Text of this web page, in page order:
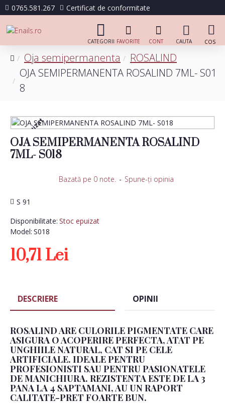
0765.581.267 Certificat de conformitate
Oja semipermanenta
ROSALIND
OJA SEMIPERMANENTA ROSALIND 7ML- S01
8
Stoc epuizat
OJA SEMIPERMANENTA ROSALIND
7ML- S018
Disponibilitate: Stoc epuizat
Model: S018
S 91
Bazată pe 0 note. - Spune-ţi opinia
10,71 Lei
DESCRIERE OPINII
ROSALIND ARE CULORILE PIGMENTATE CARE
ASIGURA O ACOPERIRE PERFECTA, ATAT PE
UNGHIILE NATURAL, CAT SI PE CELE
ARTIFICIALE. IDEALE PENTRU
PROFESIONISTI SAU PENTRU PASIONATELE
DE MANICHIURA. REZISTENTA ESTE DE LA 3
PANA LA 4 SAPTAMANI, AU UN RAPORT
CALITATE-PRET FOARTE BUN.